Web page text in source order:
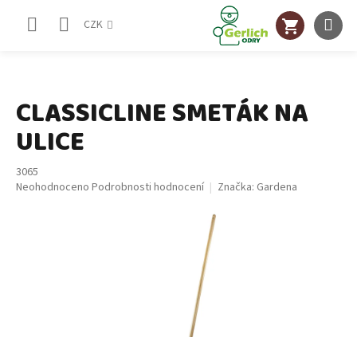
CZK
NÁKUPNÍ
KOŠÍK
CLASSICLINE SMETÁK NA
ULICE
3065
Průměrné
Neohodnoceno Podrobnosti hodnocení Značka: Gardena